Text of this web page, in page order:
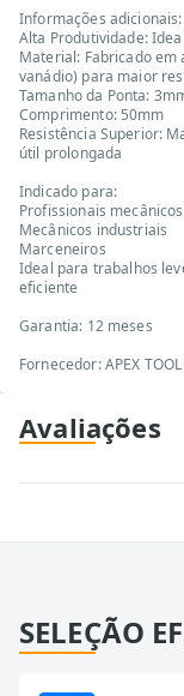
Informações adicionais:
Alta Produtividade:
Material: Fabricado em
vanádio) para maior
Tamanho da Ponta:
Comprimento: 50mm
Resistência Superior:
útil prolongada
Indicado para:
Profissionais
Mecânicos industriais
Marceneiros
Ideal para trabalhos
eficiente
Garantia: 12 meses
Fornecedor: APEX
Avaliações
SELEÇÃO